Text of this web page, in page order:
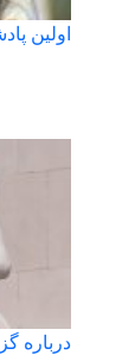
اولین
درباره